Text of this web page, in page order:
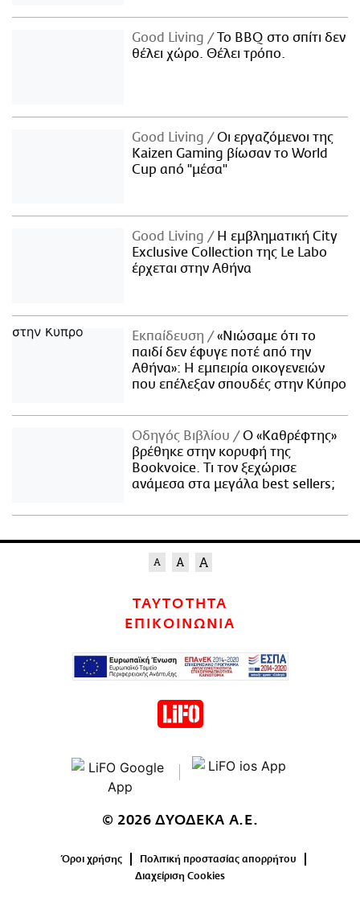
Good Living
Το BBQ στο σπίτι δεν
θέλει χώρο. Θέλει τρόπο.
Good Living
Οι εργαζόμενοι της
Kaizen Gaming βίωσαν το World
Cup από "μέσα"
Good Living
Η εμβληματική City
Exclusive Collection της Le Labo
έρχεται στην Αθήνα
Εκπαίδευση
«Νιώσαμε ότι το
παιδί δεν έφυγε ποτέ από την
Αθήνα»: Η εμπειρία οικογενειών
που επέλεξαν σπουδές στην Κύπρο
Οδηγός Βιβλίου
Ο «Καθρέφτης»
βρέθηκε στην κορυφή της
Bookvoice. Τι τον ξεχώρισε
ανάμεσα στα μεγάλα best sellers;
ΤΑΥΤΟΤΗΤΑ
ΕΠΙΚΟΙΝΩΝΙΑ
© 2026 ΔΥΟΔΕΚΑ Α.Ε.
Όροι χρήσης
Πολιτική προστασίας απορρήτου
Διαχείριση Cookies